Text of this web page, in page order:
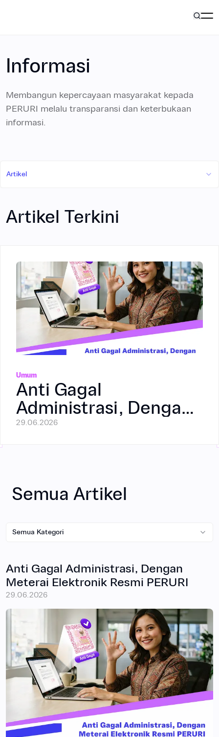
Tentang Kami
Informasi
Informasi
Membangun kepercayaan masyarakat kepada
PERURI melalu transparansi dan keterbukaan
informasi.
Artikel
Artikel Terkini
Umum
Anti Gagal
Administrasi, Dengan
Meterai Elektronik
29.06.2026
Semua Artikel
Semua Kategori
Anti Gagal Administrasi, Dengan
Meterai Elektronik Resmi PERURI
29.06.2026